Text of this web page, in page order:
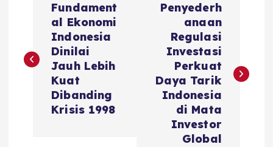
s
Fundament
al Ekonomi
Indonesia
Dinilai
Jauh Lebih
Kuat
Dibanding
Krisis 1998
Penyederh
anaan
Regulasi
Investasi
Perkuat
Daya Tarik
Indonesia
di Mata
Investor
Global